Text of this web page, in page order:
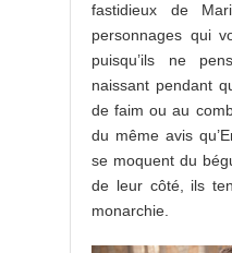
fastidieux de
personnages qui
puisqu’ils ne
naissant pendant
de faim ou au
du même avis
se moquent du
de leur côté, ils
monarchie.